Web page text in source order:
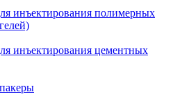
инъектирования полимерных
инъектирования цементных